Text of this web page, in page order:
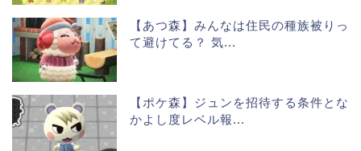
【あつ森】みんなは住民の種族被りっ
て避けてる？ 気...
【ポケ森】ジュンを招待する条件とな
かよし度レベル報...